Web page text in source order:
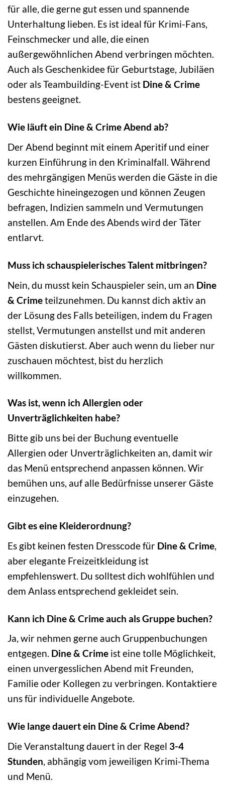
für alle, die gerne gut essen und spannende
Unterhaltung lieben. Es ist ideal für Krimi-Fans,
Feinschmecker und alle, die einen
außergewöhnlichen Abend verbringen möchten.
Auch als Geschenkidee für Geburtstage, Jubiläen
oder als Teambuilding-Event ist Dine & Crime
bestens geeignet.
Wie läuft ein Dine & Crime Abend ab?
Der Abend beginnt mit einem Aperitif und einer
kurzen Einführung in den Kriminalfall. Während
des mehrgängigen Menüs werden die Gäste in die
Geschichte hineingezogen und können Zeugen
befragen, Indizien sammeln und Vermutungen
anstellen. Am Ende des Abends wird der Täter
entlarvt.
Muss ich schauspielerisches Talent mitbringen?
Nein, du musst kein Schauspieler sein, um an Dine
& Crimeteilzunehmen. Du kannst dich aktiv an
der Lösung des Falls beteiligen, indem du Fragen
stellst, Vermutungen anstellst und mit anderen
Gästen diskutierst. Aber auch wenn du lieber nur
zuschauen möchtest, bist du herzlich
willkommen.
Was ist, wenn ich Allergien oder
Unverträglichkeiten habe?
Bitte gib uns bei der Buchung eventuelle
Allergien oder Unverträglichkeiten an, damit wir
das Menü entsprechend anpassen können. Wir
bemühen uns, auf alle Bedürfnisse unserer Gäste
einzugehen.
Gibt es eine Kleiderordnung?
Es gibt keinen festen Dresscode für Dine & Crime,
aber elegante Freizeitkleidung ist
empfehlenswert. Du solltest dich wohlfühlen und
dem Anlass entsprechend gekleidet sein.
Kann ich Dine & Crime auch als Gruppe buchen?
Ja, wir nehmen gerne auch Gruppenbuchungen
entgegen. Dine & Crime ist eine tolle Möglichkeit,
einen unvergesslichen Abend mit Freunden,
Familie oder Kollegen zu verbringen. Kontaktiere
uns für individuelle Angebote.
Wie lange dauert ein Dine & Crime Abend?
Die Veranstaltung dauert in der Regel 3-4
Stunden, abhängig vom jeweiligen Krimi-Thema
und Menü.